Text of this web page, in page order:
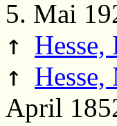
5. Mai
↑
↑ Hesse,
April